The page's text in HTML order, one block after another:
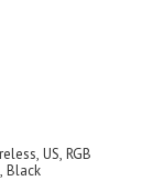
US, RGB
Black